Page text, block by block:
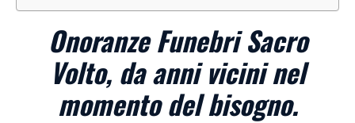
Onoranze Funebri Sacro
Volto, da anni vicini nel
momento del bisogno.